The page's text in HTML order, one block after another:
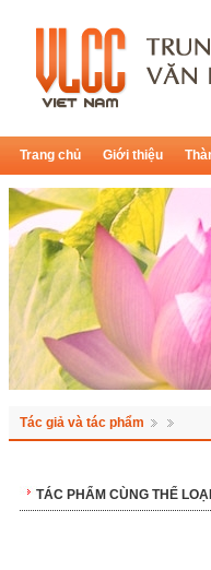
Trang chủ Giới thiệu
Tác giả và tác phẩm
TÁC PHẨM CÙNG THỂ LOẠI